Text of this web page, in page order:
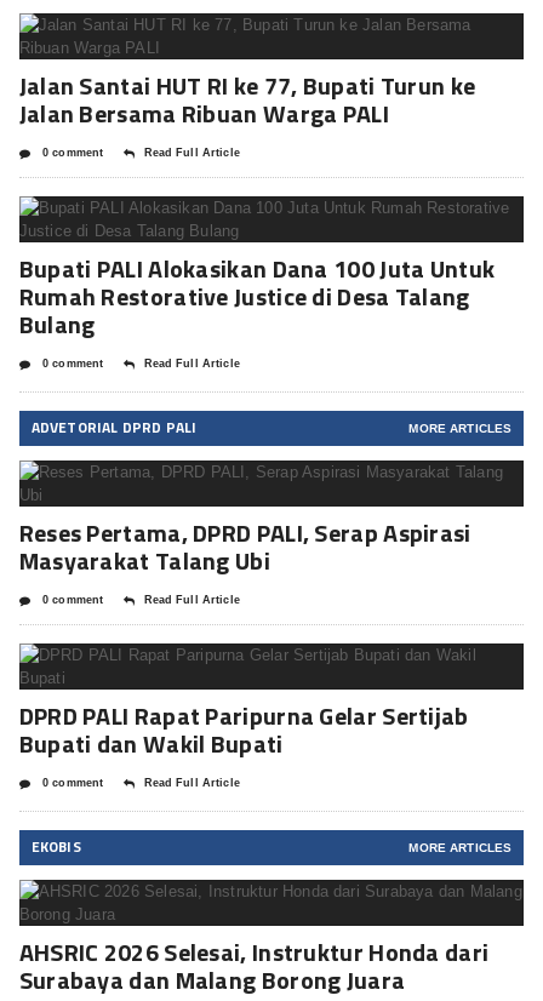
Jalan Santai HUT RI ke 77, Bupati Turun ke
Jalan Bersama Ribuan Warga PALI
0 comment Read Full Article
Bupati PALI Alokasikan Dana 100 Juta Untuk
Rumah Restorative Justice di Desa Talang
Bulang
0 comment Read Full Article
ADVETORIAL DPRD PALI MORE ARTICLES
Reses Pertama, DPRD PALI, Serap Aspirasi
Masyarakat Talang Ubi
0 comment Read Full Article
DPRD PALI Rapat Paripurna Gelar Sertijab
Bupati dan Wakil Bupati
0 comment Read Full Article
EKOBIS MORE ARTICLES
AHSRIC 2026 Selesai, Instruktur Honda dari
Surabaya dan Malang Borong Juara